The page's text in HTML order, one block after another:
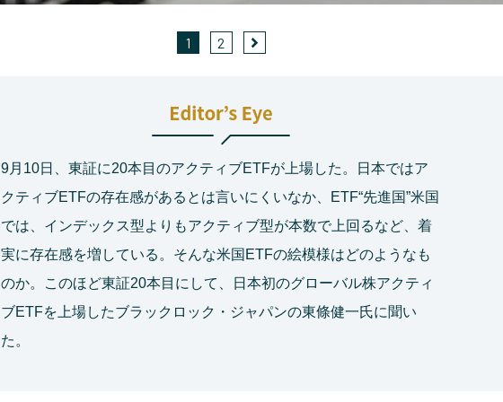
1 2
9月10日、東証に20本目のアクティブETFが上場した。日本ではア
クティブETFの存在感があるとは言いにくいなか、ETF“先進国”米国
では、インデックス型よりもアクティブ型が本数で上回るなど、着
実に存在感を増している。そんな米国ETFの絵模様はどのようなも
のか。このほど東証20本目にして、日本初のグローバル株アクティ
ブETFを上場したブラックロック・ジャパンの東條健一氏に聞い
た。